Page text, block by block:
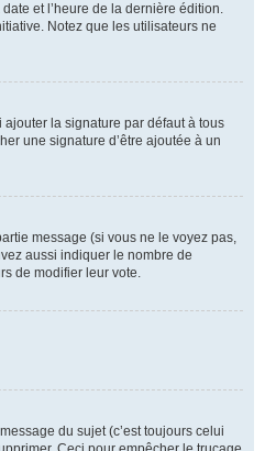
et l’heure de la dernière édition.
Notez que les utilisateurs ne
la signature par défaut à tous
une signature d’être ajoutée à un
message (si vous ne le voyez pas,
aussi indiquer le nombre de
de modifier leur vote.
du sujet (c’est toujours celui